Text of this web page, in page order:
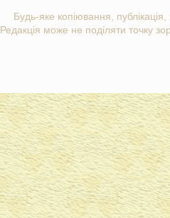
Будь-яке копіювання,
Редакція може не поділяти точку